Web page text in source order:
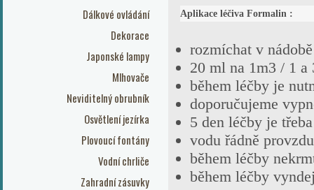
Dálkové ovládání
Dekorace
Japonské lampy
Mlhovače
Neviditelný obrubník
Osvětlení jezírka
Plovoucí fontány
Vodní chrliče
Zahradní zásuvky
Aplikace léčiva Formalin :
rozmíchat v
20 ml na 1m3 / 1 a
během léčby je
doporučujeme
5 den léčby je
vodu řádně
během léčby
během léčby